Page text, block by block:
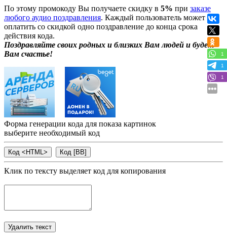
По этому промокоду Вы получаете скидку в 5% при заказе
любого аудио поздравления. Каждый пользователь может
оплатить со скидкой одно поздравление до конца срока
действия кода.
Поздравляйте своих родных и близких Вам людей и будет
Вам счастье!
1
1
1
Форма генерации кода для показа картинок
выберите необходимый код
Клик по тексту выделяет код для копирования